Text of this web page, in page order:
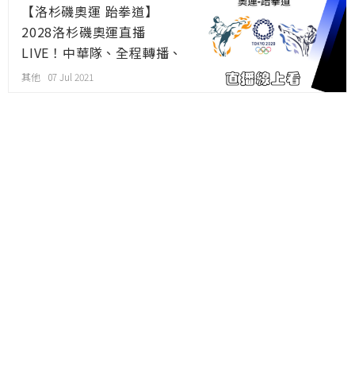
【洛杉磯奧運 跆拳道】
2028洛杉磯奧運直播
LIVE！中華隊、全程轉播、
YouTube、線上看
其他 07 Jul 2021